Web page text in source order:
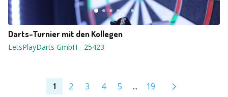
Darts-Turnier mit den Kollegen
LetsPlayDarts GmbH - 25423
1 2 3 4 5 ... 19